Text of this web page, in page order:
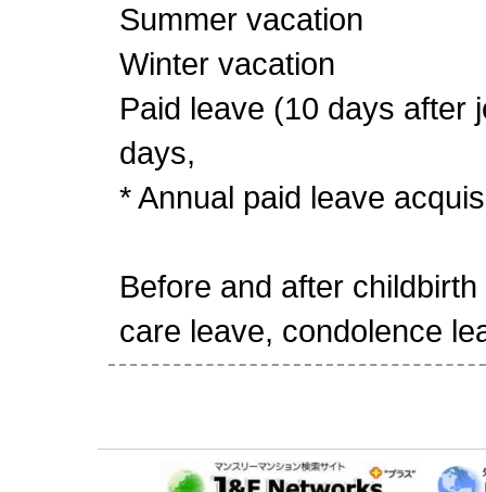
Summer vacation
Winter vacation
Paid leave (10 days after
days,
* Annual paid leave
Before and after
care leave, condolence